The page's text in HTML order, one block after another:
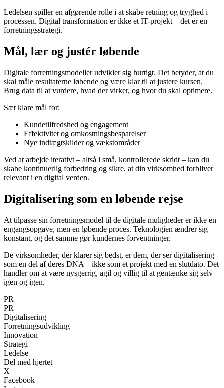
Ledelsen spiller en afgørende rolle i at skabe retning og tryghed i
processen. Digital transformation er ikke et IT-projekt – det er en
forretningsstrategi.
Mål, lær og justér løbende
Digitale forretningsmodeller udvikler sig hurtigt. Det betyder, at du
skal måle resultaterne løbende og være klar til at justere kursen.
Brug data til at vurdere, hvad der virker, og hvor du skal optimere.
Sæt klare mål for:
Kundetilfredshed og engagement
Effektivitet og omkostningsbesparelser
Nye indtægtskilder og vækstområder
Ved at arbejde iterativt – altså i små, kontrollerede skridt – kan du
skabe kontinuerlig forbedring og sikre, at din virksomhed forbliver
relevant i en digital verden.
Digitalisering som en løbende rejse
At tilpasse sin forretningsmodel til de digitale muligheder er ikke en
engangsopgave, men en løbende proces. Teknologien ændrer sig
konstant, og det samme gør kundernes forventninger.
De virksomheder, der klarer sig bedst, er dem, der ser digitalisering
som en del af deres DNA – ikke som et projekt med en slutdato. Det
handler om at være nysgerrig, agil og villig til at gentænke sig selv
igen og igen.
PR
PR
Digitalisering
Forretningsudvikling
Innovation
Strategi
Ledelse
Del med hjertet
X
Facebook